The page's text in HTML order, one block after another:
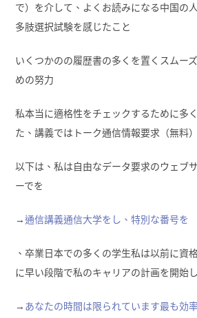
で）を介して、よくお読みになる中国の
多肢選択試験を感じたこと
いくつかのの履歴書の多くを置くスムー
めの努力
私本当に適格性をチェックするために多
た、講義ではトーク通信情報要求（無料
以下は、私は自由なデータ要求のウェブ
ーでを
→通信講義通信大学をし、特別な番号を
、卒業日本での多くの学生私は以前に資
に早い段階で私のキャリアの計画を開始
→ あなたの時間は限られています最も効